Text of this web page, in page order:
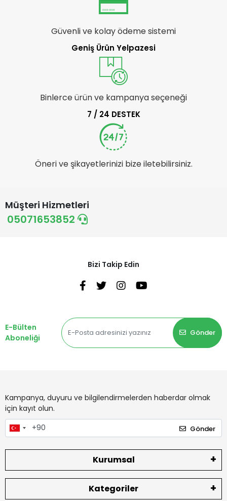
Güvenli ve kolay ödeme sistemi
Geniş Ürün Yelpazesi
Binlerce ürün ve kampanya seçeneği
7 / 24 DESTEK
Öneri ve şikayetlerinizi bize iletebilirsiniz.
Müşteri Hizmetleri
05071653852
Bizi Takip Edin
E-Bülten
Aboneliği
Gönder
Kampanya, duyuru ve bilgilendirmelerden haberdar olmak
için kayıt olun.
Gönder
Kurumsal
Kategoriler